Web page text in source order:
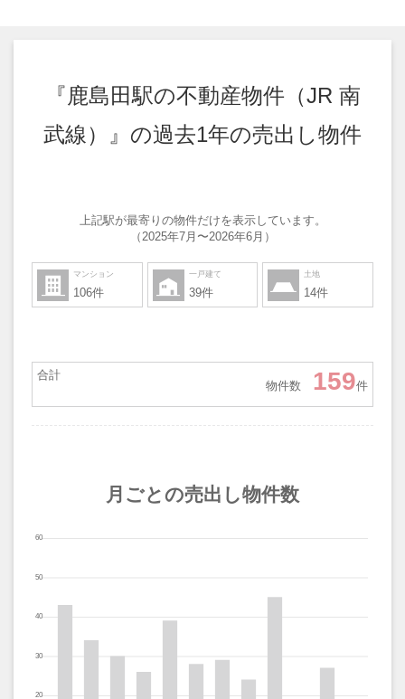
『鹿島田駅の不動産物件（JR 南
武線）』の過去1年の売出し物件
上記駅が最寄りの物件だけを表示しています。
（2025年7月〜2026年6月）
マンション
106件
一戸建て
39件
土地
14件
合計
物件数 159件
月ごとの売出し物件数